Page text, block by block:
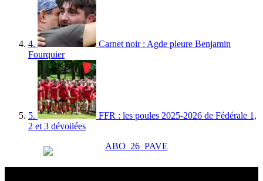
4.
Carnet noir : Agde pleure Benjamin
Fourquier
5.
FFR : les poules 2025-2026 de Fédérale 1,
2 et 3 dévoilées